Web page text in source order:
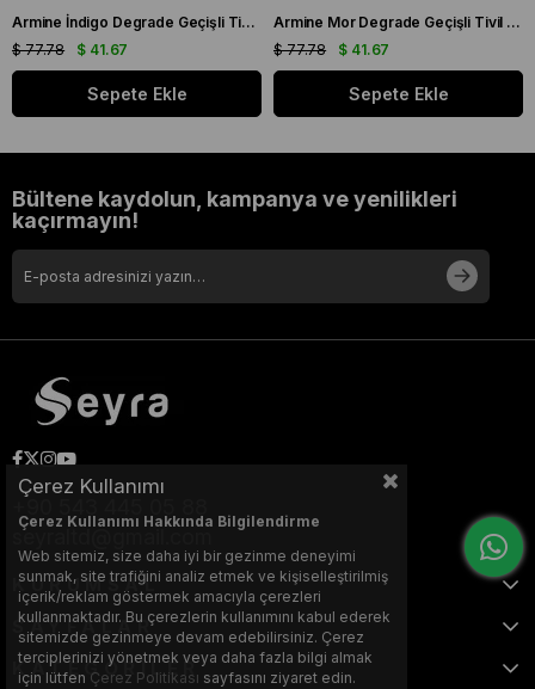
Armine İndigo Degrade Geçişli Tivil İpek Eşarp 9051 - 11
$ 41.67
$ 77.78
Sepete Ekle
Armine Mor Degrade Geçişli Tivil İpek Eşarp 9051 - 03
$ 41.67
$ 77.78
Sepete Ekle
Bültene kaydolun, kampanya ve yenilikleri
kaçırmayın!
seyraltd@gmail.com
KURUMSAL
SAYFALAR
KATEGORİLER
Çerez Kullanımı
Çerez Kullanımı Hakkında Bilgilendirme
Web sitemiz, size daha iyi bir gezinme deneyimi
sunmak, site trafiğini analiz etmek ve kişiselleştirilmiş
içerik/reklam göstermek amacıyla çerezleri
kullanmaktadır. Bu çerezlerin kullanımını kabul ederek
sitemizde gezinmeye devam edebilirsiniz. Çerez
terciplerinizi yönetmek veya daha fazla bilgi almak
için lütfen Çerez Politikası sayfasını ziyaret edin.